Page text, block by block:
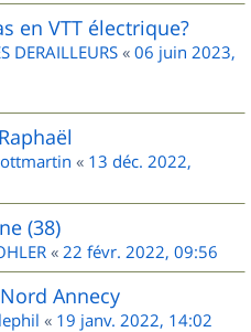
en VTT électrique?
DERAILLEURS « 06 juin 2023,
« 13 déc. 2022,
(38)
« 22 févr. 2022, 09:56
Annecy
« 19 janv. 2022, 14:02